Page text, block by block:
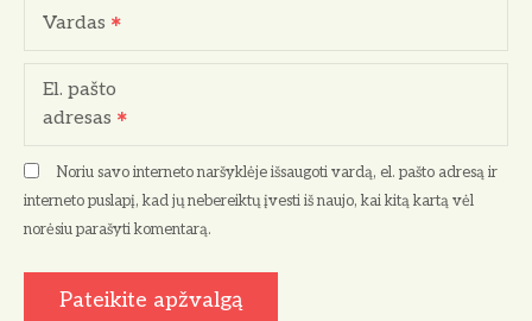
Vardas
El. pašto
adresas
Noriu savo interneto naršyklėje išsaugoti vardą, el. pašto adresą ir
interneto puslapį, kad jų nebereiktų įvesti iš naujo, kai kitą kartą vėl
norėsiu parašyti komentarą.